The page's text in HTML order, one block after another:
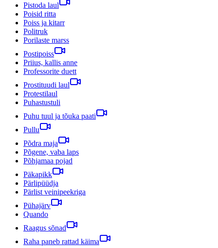
Pistoda laul
Poisid ritta
Poiss ja kitarr
Politruk
Porilaste marss
Postipoiss
Priius, kallis anne
Professorite duett
Prostituudi laul
Protestilaul
Puhastustuli
Puhu tuul ja tõuka paati
Pullu
Põdra maja
Põgene, vaba laps
Põhjamaa pojad
Päkapikk
Pärlipüüdja
Pärlist veinipeekriga
Pühajärv
Quando
Raagus sõnad
Raha paneb rattad käima